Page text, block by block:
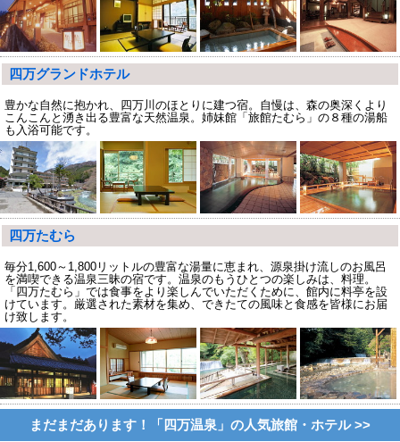
四万グランドホテル
豊かな自然に抱かれ、四万川のほとりに建つ宿。自慢は、森の奥深くより
こんこんと湧き出る豊富な天然温泉。姉妹館「旅館たむら」の８種の湯船
も入浴可能です。
四万たむら
毎分1,600～1,800リットルの豊富な湯量に恵まれ、源泉掛け流しのお風呂
を満喫できる温泉三昧の宿です。温泉のもうひとつの楽しみは、料理。
「四万たむら」では食事をより楽しんでいただくために、館内に料亭を設
けています。厳選された素材を集め、できたての風味と食感を皆様にお届
け致します。
まだまだあります！「四万温泉」の人気旅館・ホテル >>